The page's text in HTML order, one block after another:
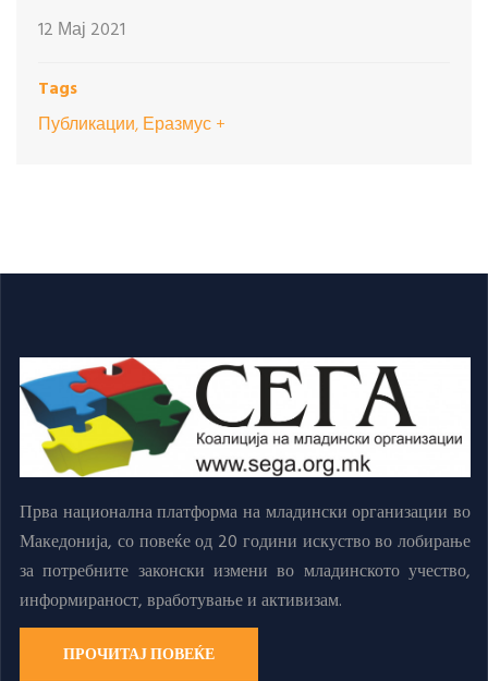
12 Мај 2021
Tags
Публикации, Еразмус +
Прва национална платформа на младински организации во
Македонија, со повеќе од 20 години искуство во лобирање
за потребните законски измени во младинското учество,
информираност, вработување и активизам.
ПРОЧИТАЈ ПОВЕЌЕ